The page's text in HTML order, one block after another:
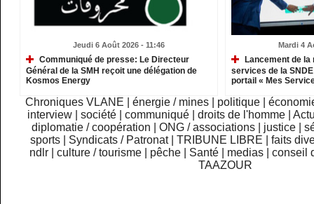
Jeudi 6 Août 2026 - 11:46
Communiqué de presse: Le Directeur
Général de la SMH reçoit une délégation de
Kosmos Energy
Mardi 4
Lancement de
services de la
portail « Mes
Chroniques VLANE énergie / mines politique
interview
|société |communiqué |droits de l'homme |
diplomatie / coopération
ONG / associations justice
sports
Syndicats / Patronat TRIBUNE LIBRE
faits
ndlr
|culture / tourisme pêche Santé medias |conseil
TAAZOUR